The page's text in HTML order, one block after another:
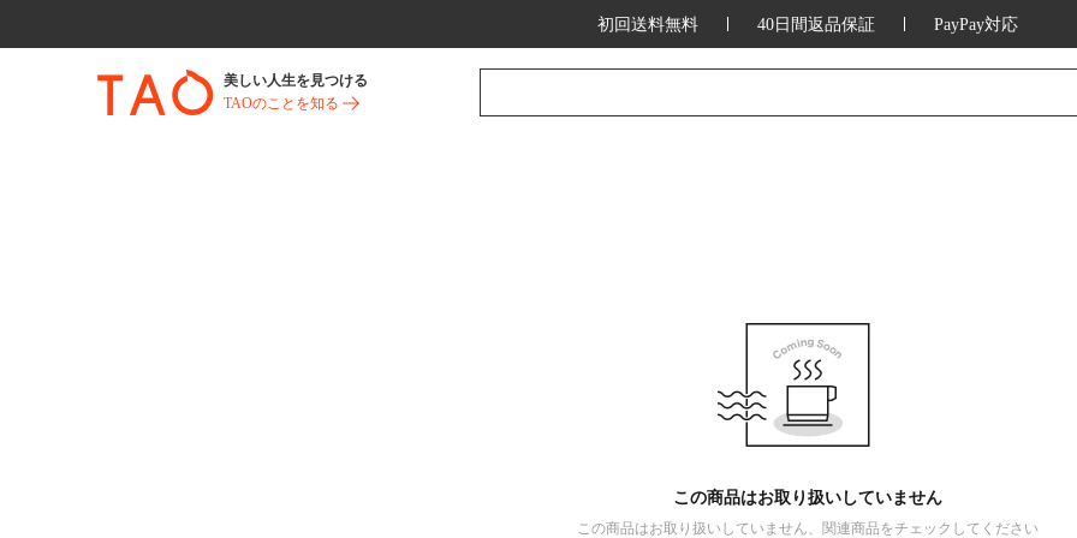
初回送料無料 40日間返品保証 PayPay対応
美しい人生を見つける
TAOのことを知る
この商品はお取り扱いしていません
この商品はお取り扱いしていません、関連商品をチェックしてください